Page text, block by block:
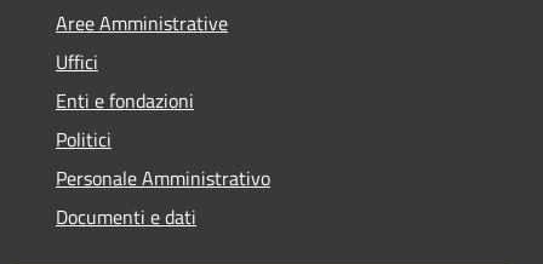
Aree Amministrative
Uffici
Enti e fondazioni
Politici
Personale Amministrativo
Documenti e dati